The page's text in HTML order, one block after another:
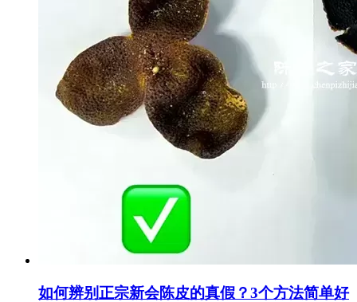
如何辨别正宗新会陈皮的真假？3个方法简单好